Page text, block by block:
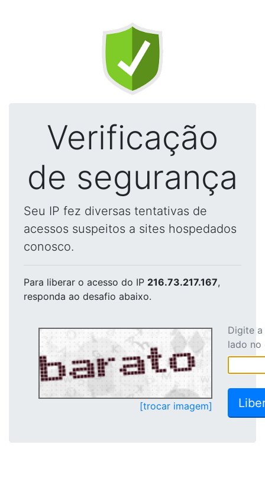
Verificação
de segurança
Seu IP fez diversas tentativas de
acessos suspeitos a sites hospedados
conosco.
Para liberar o acesso do IP 216.73.217.167,
responda ao desafio abaixo.
[trocar imagem]
Digite
lado no